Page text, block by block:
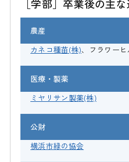
［学部］卒業後の主
農産
カネコ種苗(株)、フラワー
医療・製薬
ミヤリサン製薬(株)
公財
横浜市緑の協会